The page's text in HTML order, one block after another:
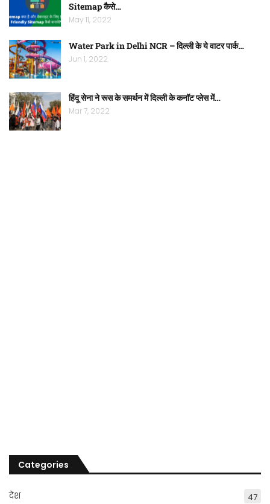
Sitemap कैसे…
May 11, 2022
Water Park in Delhi NCR – दिल्ली के ये वाटर पार्क…
Jun 1, 2022
हिंदू सेना ने रूस के समर्थन में दिल्ली के कनॉट प्लेस में…
Mar 7, 2022
Categories
देश 47